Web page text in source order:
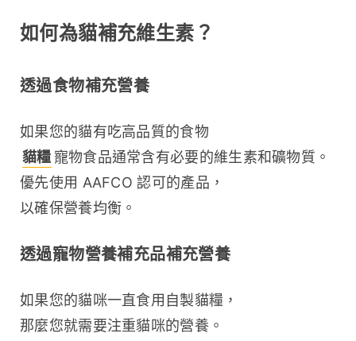
如何為貓補充維生素？
透過食物補充營養
貓糧 寵物食品通常含有必要的維生素和礦物質。
優先使用 AAFCO 認可的產品，
以確保營養均衡。
透過寵物營養補充品補充營養
如果您的貓咪一直食用自製貓糧，
那麼您就需要注重貓咪的營養。